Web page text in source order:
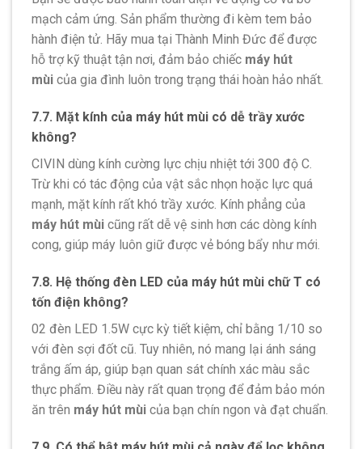
mạch cảm ứng. Sản phẩm thường đi kèm tem bảo
hành điện tử. Hãy mua tại Thành Minh Đức để được
hỗ trợ kỹ thuật tận nơi, đảm bảo chiếc máy hút
mùi của gia đình luôn trong trạng thái hoàn hảo nhất.
7.7. Mặt kính của máy hút mùi có dễ trầy xước
không?
CIVIN dùng kính cường lực chịu nhiệt tới 300 độ C.
Trừ khi có tác động của vật sắc nhọn hoặc lực quá
mạnh, mặt kính rất khó trầy xước. Kính phẳng của
máy hút mùi cũng rất dễ vệ sinh hơn các dòng kính
cong, giúp máy luôn giữ được vẻ bóng bẩy như mới.
7.8. Hệ thống đèn LED của máy hút mùi chữ T có
tốn điện không?
02 đèn LED 1.5W cực kỳ tiết kiệm, chỉ bằng 1/10 so
với đèn sợi đốt cũ. Tuy nhiên, nó mang lại ánh sáng
trắng ấm áp, giúp bạn quan sát chính xác màu sắc
thực phẩm. Điều này rất quan trọng để đảm bảo món
ăn trên máy hút mùi của bạn chín ngon và đạt chuẩn.